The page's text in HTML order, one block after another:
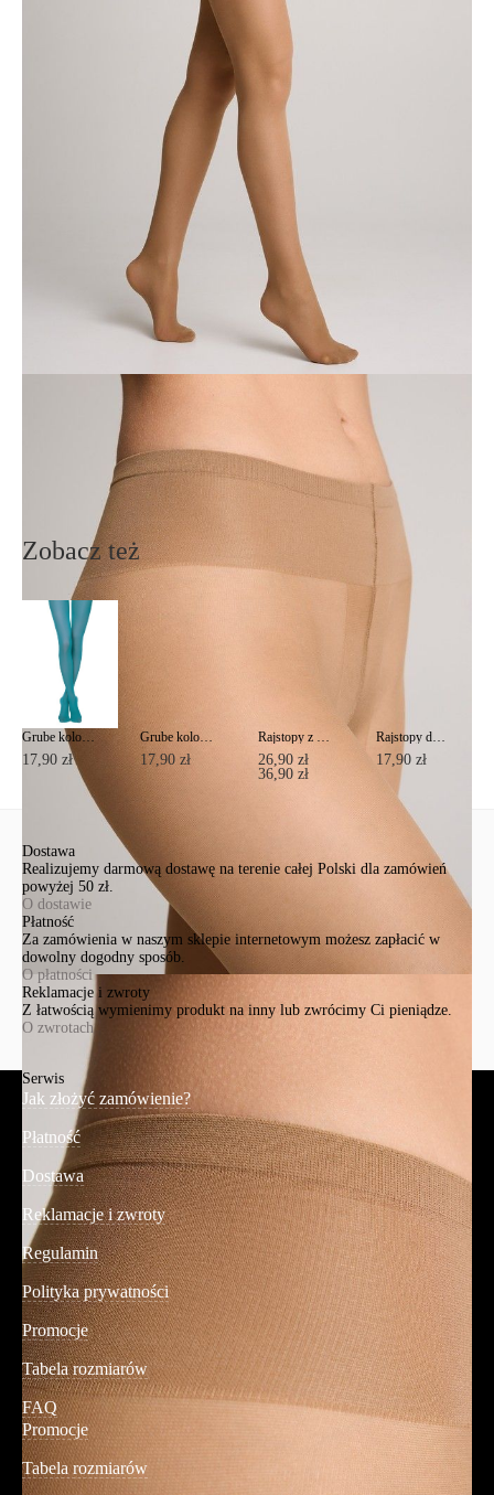
ciasno i bezpiecznie na wymaganej wysokości,
absolutną swobodę ruchów.
• regulowany stan: od bardzo niskiego do wysokiego,
• wygodny szeroki pasek,
• bez zaznaczonej części majtkowej,
• komfort i absolutna swoboda ruchów.
1001143370020001
poliamid 86%; elastan 14%
Podmiot odpowiedzialny
EuroTrade Tex Sp z o.o.
91-341, Łódź, Polska
+48 500-503-636
Ten produkt nie ma pytań Możesz zadać pytanie, klikając przycisk
poniżej
Zobacz też
Grube kolorowe rajstopy COLOURS TOP Lycra®
17,90 zł
Grube kolorowe rajstopy COLOURS TOP Lycra®
17,90 zł
Rajstopy z imitacją pończoch ze sznurowaniem z tyłu POEMA Lycra®
26,90 zł
36,90 zł
Rajstopy damskie ze wzmocnią częścią majtkową NUANCE 20 Lycra®
17,90 zł
Dostawa
Realizujemy darmową dostawę na terenie całej Polski dla zamówień
powyżej 50 zł.
O dostawie
Płatność
Za zamówienia w naszym sklepie internetowym możesz zapłacić w
dowolny dogodny sposób.
O płatności
Reklamacje i zwroty
Z łatwością wymienimy produkt na inny lub zwrócimy Ci pieniądze.
O zwrotach
Serwis
Jak złożyć zamówienie?
Płatność
Dostawa
Reklamacje i zwroty
Regulamin
Polityka prywatności
Promocje
Tabela rozmiarów
FAQ
Promocje
Tabela rozmiarów